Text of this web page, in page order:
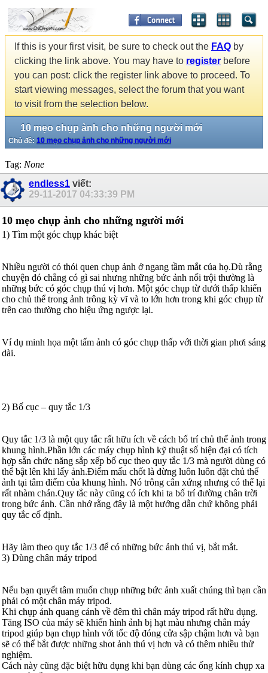
If this is your first visit, be sure to check out the FAQ by
clicking the link above. You may have to register before
you can post: click the register link above to proceed. To
start viewing messages, select the forum that you want
to visit from the selection below.
10 mẹo chụp ảnh cho những người mới
Chủ đề: 10 mẹo chụp ảnh cho những người mới
Tag: None
endless1 viết:
29-11-2017 04:33:39 PM
10 mẹo chụp ảnh cho những người mới
1) Tìm một góc chụp khác biệt
Nhiều người có thói quen chụp ảnh ở ngang tầm mắt của họ.Dù rằng
chuyện đó chẳng có gì sai nhưng những bức ảnh nổi trội thường là
những bức có góc chụp thú vị hơn. Một góc chụp từ dưới thấp khiến
cho chủ thể trong ảnh trông kỳ vĩ và to lớn hơn trong khi góc chụp từ
trên cao thường cho hiệu ứng ngược lại.
Ví dụ minh họa một tấm ảnh có góc chụp thấp với thời gian phơi sáng
dài.
2) Bố cục – quy tắc 1/3
Quy tắc 1/3 là một quy tắc rất hữu ích về cách bố trí chủ thể ảnh trong
khung hình.Phần lớn các máy chụp hình kỹ thuật số hiện đại có tích
hợp sẵn chức năng sắp xếp bố cục theo quy tắc 1/3 mà người dùng có
thể bật lên khi lấy ảnh.Điểm mấu chốt là đừng luôn luôn đặt chủ thể
ảnh tại tâm điểm của khung hình. Nó trông cân xứng nhưng có thể lại
rất nhàm chán.Quy tắc này cũng có ích khi ta bố trí đường chân trời
trong bức ảnh. Cần nhớ rằng đây là một hướng dẫn chứ không phải
quy tắc cố định.
Hãy làm theo quy tắc 1/3 để có những bức ảnh thú vị, bắt mắt.
3) Dùng chân máy tripod
Nếu bạn quyết tâm muốn chụp những bức ảnh xuất chúng thì bạn cần
phải có một chân máy tripod.
Khi chụp ảnh quang cảnh về đêm thì chân máy tripod rất hữu dụng.
Tăng ISO của máy sẽ khiến hình ảnh bị hạt màu nhưng chân máy
tripod giúp bạn chụp hình với tốc độ đóng cửa sập chậm hơn và bạn
sẽ có thể bắt được những shot ảnh thú vị hơn và có thêm nhiều thử
nghiệm.
Cách này cũng đặc biệt hữu dụng khi bạn dùng các ống kính chụp xa